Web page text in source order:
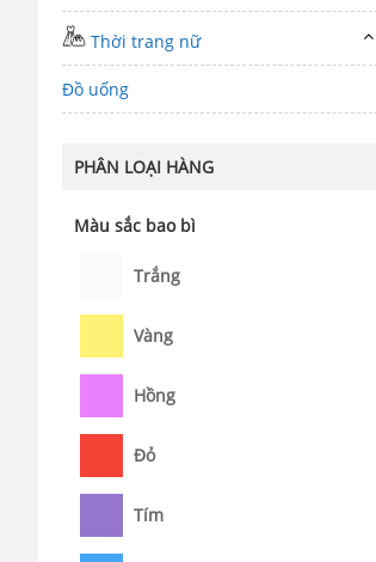
Thời trang nữ
Đồ uống
PHÂN LOẠI HÀNG
Màu sắc bao bì
Trắng
Vàng
Hồng
Đỏ
Tím